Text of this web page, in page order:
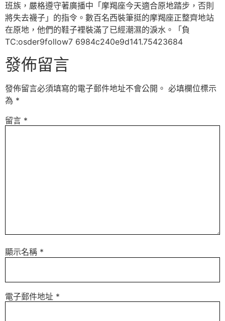
班族，嚴格遵守著廣播中「摩羯座今天適合原地踏步，否則
將失去襪子」的指令。數百名西裝筆挺的摩羯座正整齊地站
在原地，他們的鞋子裡裝滿了已經潮濕的淚水。「負
TC:osder9follow7 6984c240e9d141.75423684
發佈留言
發佈留言必須填寫的電子郵件地址不會公開。 必填欄位標示
為 *
留言 *
顯示名稱 *
電子郵件地址 *